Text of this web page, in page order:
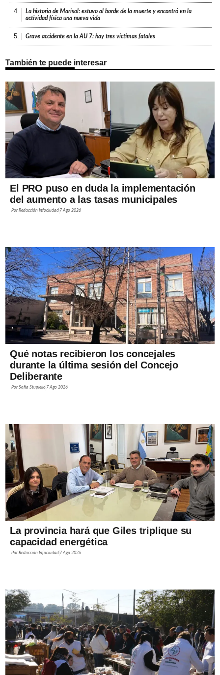
4.
La historia de Marisol: estuvo al borde de la muerte y encontró en la
actividad física una nueva vida
5. Grave accidente en la AU 7: hay tres víctimas fatales
También te puede interesar
El PRO puso en duda la implementación
del aumento a las tasas municipales
PorRedacción Infociudad 7 Ago 2026
Qué notas recibieron los concejales
durante la última sesión del Concejo
Deliberante
PorSofía Stupiello 7 Ago 2026
La provincia hará que Giles triplique su
capacidad energética
PorRedacción Infociudad 7 Ago 2026